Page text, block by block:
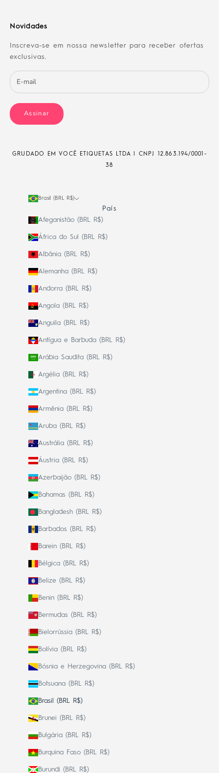
Novidades
Inscreva-se em nossa newsletter para receber ofertas
exclusivas.
Assinar
GRUDADO EM VOCÊ ETIQUETAS LTDA | CNPJ
12.863.194/0001-
38
Brasil (BRL R$)
País
Afeganistão (BRL R$)
África do Sul (BRL R$)
Albânia (BRL R$)
Alemanha (BRL R$)
Andorra (BRL R$)
Angola (BRL R$)
Anguila (BRL R$)
Antígua e Barbuda (BRL R$)
Arábia Saudita (BRL R$)
Argélia (BRL R$)
Argentina (BRL R$)
Armênia (BRL R$)
Aruba (BRL R$)
Austrália (BRL R$)
Áustria (BRL R$)
Azerbaijão (BRL R$)
Bahamas (BRL R$)
Bangladesh (BRL R$)
Barbados (BRL R$)
Barein (BRL R$)
Bélgica (BRL R$)
Belize (BRL R$)
Benin (BRL R$)
Bermudas (BRL R$)
Bielorrússia (BRL R$)
Bolívia (BRL R$)
Bósnia e Herzegovina (BRL R$)
Botsuana (BRL R$)
Brasil (BRL R$)
Brunei (BRL R$)
Bulgária (BRL R$)
Burquina Faso (BRL R$)
Burundi (BRL R$)